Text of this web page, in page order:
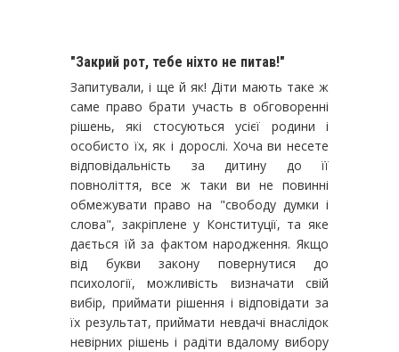
"Закрий рот, тебе ніхто не питав!"
Запитували, і ще й як! Діти мають таке ж
саме право брати участь в обговоренні
рішень, які стосуються усієї родини і
особисто їх, як і дорослі. Хоча ви несете
відповідальність за дитину до її
повноліття, все ж таки ви не повинні
обмежувати право на "свободу думки і
слова", закріплене у Конституції, та яке
дається їй за фактом народження. Якщо
від букви закону повернутися до
психології, можливість визначати свій
вибір, приймати рішення і відповідати за
їх результат, приймати невдачі внаслідок
невірних рішень і радіти вдалому вибору